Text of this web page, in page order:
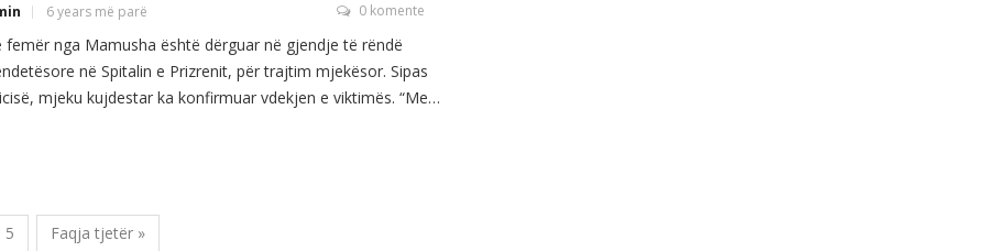
6 years më parë 0 komente
femër nga Mamusha është dërguar në gjendje të rëndë
në Spitalin e Prizrenit, për trajtim mjekësor. Sipas
mjeku kujdestar ka konfirmuar vdekjen e viktimës. “Me
5 Faqja tjetër »